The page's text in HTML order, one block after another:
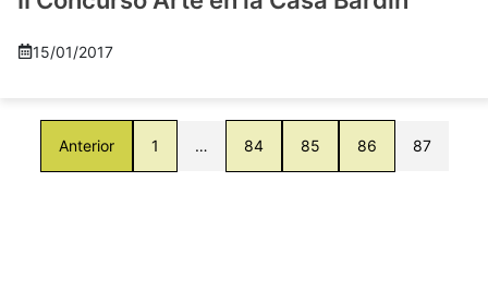
15/01/2017
Anterior 1 … 84 85 86 87